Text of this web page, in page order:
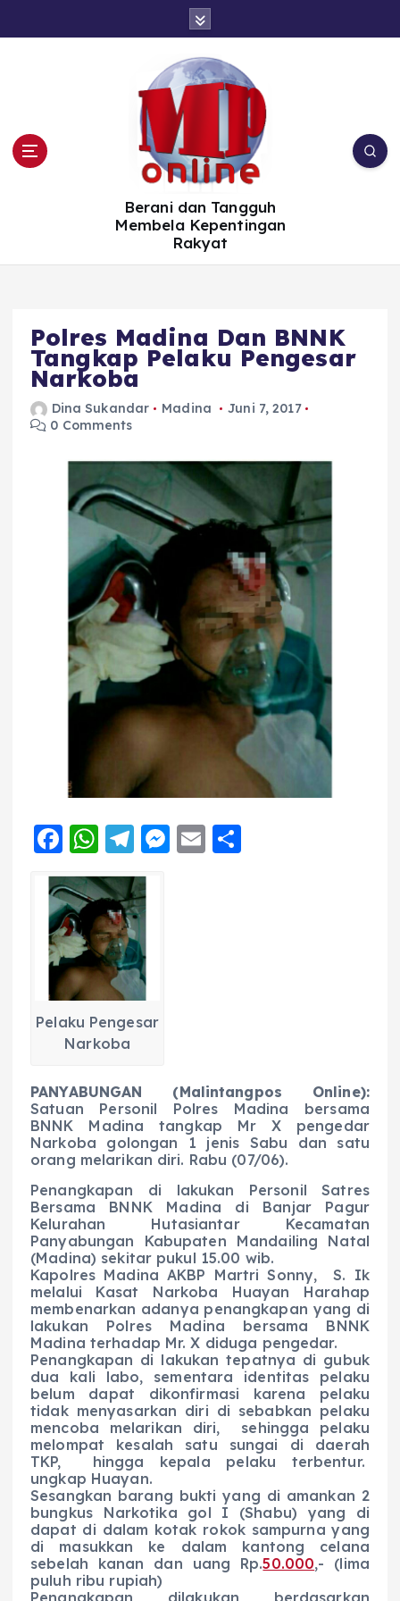
Berani dan Tangguh
Membela Kepentingan
Rakyat
Polres Madina Dan BNNK
Tangkap Pelaku Pengesar
Narkoba
Dina Sukandar Madina
Juni 7, 2017
0 Comments
F
a
c
e
b
o
o
k
W
h
a
ts
A
p
p
T
el
e
g
r
a
m
M E
Pelaku Pengesar
Narkoba
PANYABUNGAN (Malintangpos Online):
Satuan Personil Polres Madina bersama
BNNK Madina tangkap Mr X pengedar
Narkoba golongan 1 jenis Sabu dan satu
orang melarikan diri. Rabu (07/06).
Penangkapan di lakukan Personil Satres
Bersama BNNK Madina di Banjar Pagur
Kelurahan Hutasiantar Kecamatan
Panyabungan Kabupaten Mandailing Natal
(Madina) sekitar pukul 15.00 wib.
Kapolres Madina AKBP Martri Sonny, S. Ik
melalui Kasat Narkoba Huayan Harahap
membenarkan adanya penangkapan yang di
lakukan Polres Madina bersama BNNK
Madina terhadap Mr. X diduga pengedar.
Penangkapan di lakukan tepatnya di gubuk
dua kali labo, sementara identitas pelaku
belum dapat dikonfirmasi karena pelaku
tidak menyasarkan diri di sebabkan pelaku
mencoba melarikan diri, sehingga pelaku
melompat kesalah satu sungai di daerah
TKP, hingga kepala pelaku terbentur.
ungkap Huayan.
Sesangkan barang bukti yang di amankan 2
bungkus Narkotika gol I (Shabu) yang di
dapat di dalam kotak rokok sampurna yang
di masukkan ke dalam kantong celana
sebelah kanan dan uang Rp.50.000,- (lima
puluh ribu rupiah)
Penangkapan dilakukan berdasarkan